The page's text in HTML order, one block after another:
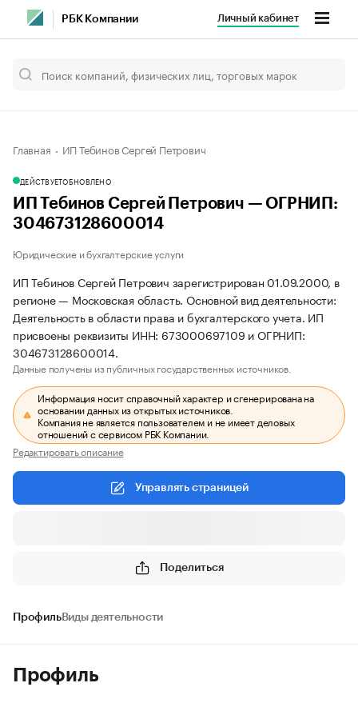
РБК Компании Личный кабинет
Главная ИП Тебинов Сергей Петрович
ДЕЙСТВУЕТОБНОВЛЕНО
ИП Тебинов Сергей Петрович — ОГРНИП:
304673128600014
Юридические и бухгалтерские услуги
ИП Тебинов Сергей Петрович зарегистрирован 01.09.2000, в
регионе — Московская область. Основной вид деятельности:
Деятельность в области права и бухгалтерского учета. ИП
присвоены реквизиты ИНН: 673000697109 и ОГРНИП:
304673128600014.
Данные получены из публичных государственных источников.
Информация носит справочный характер и сгенерирована на
основании данных из открытых источников.
Компания не является пользователем и не имеет деловых
отношений с сервисом РБК Компании.
Редактировать описание
Управлять страницей
Поделиться
ПрофильВиды деятельности
Профиль